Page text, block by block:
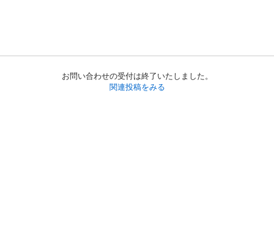
お問い合わせの受付は終了いたしました。
関連投稿をみる